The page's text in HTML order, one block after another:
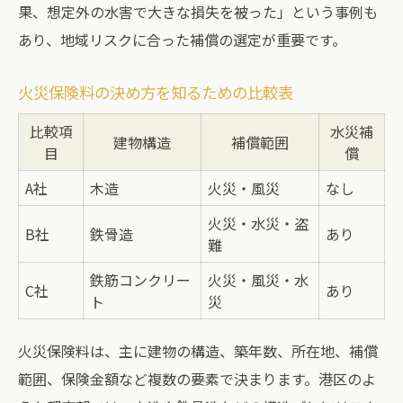
果、想定外の水害で大きな損失を被った」という事例も
あり、地域リスクに合った補償の選定が重要です。
火災保険料の決め方を知るための比較表
比較項
目
建物構造 補償範囲
水災補
償
A社
木造 火災・風災 なし
B社 鉄骨造
火災・水災・盗
難
あり
C社
鉄筋コンクリー
ト
火災・風災・水
災
あり
火災保険料は、主に建物の構造、築年数、所在地、補償
範囲、保険金額など複数の要素で決まります。港区のよ